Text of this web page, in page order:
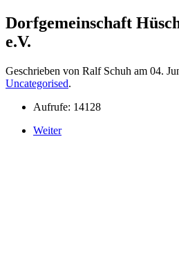
Dorfgemeinschaft
e.V.
Geschrieben von Ralf Schuh am 04.
Uncategorised.
Aufrufe: 14128
Weiter